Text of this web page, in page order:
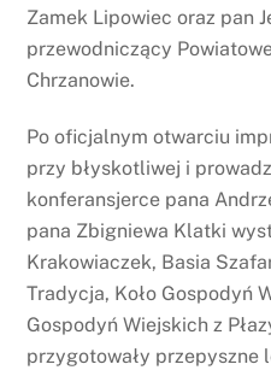
Zamek Lipowiec oraz pan
przewodniczący
Chrzanowie.
Po oficjalnym otwarciu
przy błyskotliwej i
konferansjerce pana
pana Zbigniewa Klatki
Krakowiaczek, Basia
Tradycja, Koło Gospodyń
Gospodyń Wiejskich z
przygotowały przepyszne